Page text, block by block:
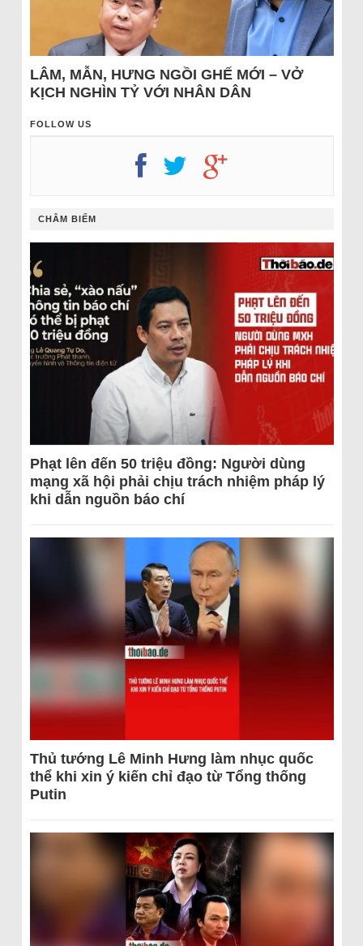
LÂM, MẪN, HƯNG NGỒI GHẾ MỚI – VỞ
KỊCH NGHÌN TỶ VỚI NHÂN DÂN
FOLLOW US
CHÂM BIẾM
Phạt lên đến 50 triệu đồng: Người dùng
mạng xã hội phải chịu trách nhiệm pháp lý
khi dẫn nguồn báo chí
Thủ tướng Lê Minh Hưng làm nhục quốc
thể khi xin ý kiến chỉ đạo từ Tổng thống
Putin